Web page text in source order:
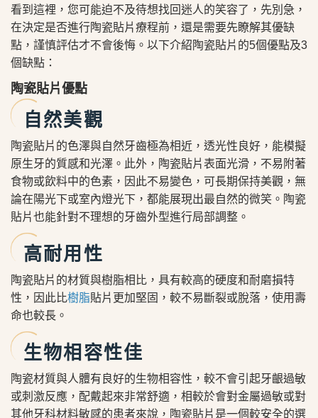
看到這裡，您可能迫不及待想找回迷人的笑容了，先別急，
在決定是否進行陶瓷貼片療程前，還是需要先瞭解其優缺
點，謹慎評估才不會後悔。以下介紹陶瓷貼片的5個優點及3
個缺點：
陶瓷貼片優點
自然美觀
陶瓷貼片的色澤與自然牙齒極為相近，透光性良好，能模擬
原生牙的質感和光澤。此外，陶瓷貼片表面光滑，不易附著
食物或飲料中的色素，因此不易變色，可長期保持美觀，無
論在陽光下或室內燈光下，都能展現出最自然的微笑。陶瓷
貼片也能針對不理想的牙齒外型進行局部調整。
高耐用性
陶瓷貼片的材質與樹脂相比，具有較高的硬度和耐磨損特
性，因此比樹脂貼片更加堅固，較不易斷裂或脫落，使用壽
命也較長。
生物相容性佳
陶瓷材質與人體有良好的生物相容性，較不會引起牙齦過敏
或刺激反應，配戴起來非常舒適，相較於會對金屬過敏或對
其他牙科材料敏感的患者來說，陶瓷貼片是一個較安全的選